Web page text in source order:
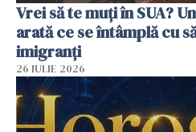
Vrei să te muți în SUA?
arată ce se întâmplă cu
imigranți
26 IULIE 2026